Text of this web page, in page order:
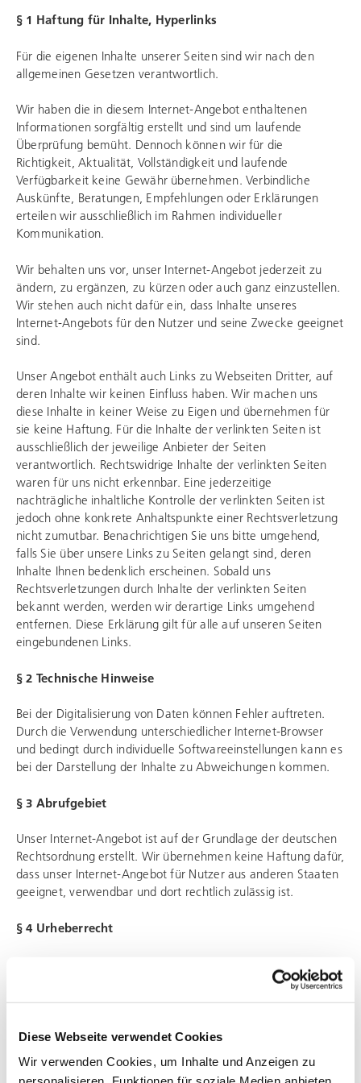
Diese Webseite verwendet Cookies
Wir verwenden Cookies, um Inhalte und Anzeigen zu
§ 1 Haftung für Inhalte, Hyperlinks
Für die eigenen Inhalte unserer Seiten sind wir nach den
allgemeinen Gesetzen verantwortlich.
Wir haben die in diesem Internet-Angebot enthaltenen
Informationen sorgfältig erstellt und sind um laufende
Überprüfung bemüht. Dennoch können wir für die
Richtigkeit, Aktualität, Vollständigkeit und laufende
Verfügbarkeit keine Gewähr übernehmen. Verbindliche
Auskünfte, Beratungen, Empfehlungen oder Erklärungen
erteilen wir ausschließlich im Rahmen individueller
Kommunikation.
Wir behalten uns vor, unser Internet-Angebot jederzeit zu
ändern, zu ergänzen, zu kürzen oder auch ganz einzustellen.
Wir stehen auch nicht dafür ein, dass Inhalte unseres
Internet-Angebots für den Nutzer und seine Zwecke geeignet
sind.
Unser Angebot enthält auch Links zu Webseiten Dritter, auf
deren Inhalte wir keinen Einfluss haben. Wir machen uns
diese Inhalte in keiner Weise zu Eigen und übernehmen für
sie keine Haftung. Für die Inhalte der verlinkten Seiten ist
ausschließlich der jeweilige Anbieter der Seiten
verantwortlich. Rechtswidrige Inhalte der verlinkten Seiten
waren für uns nicht erkennbar. Eine jederzeitige
nachträgliche inhaltliche Kontrolle der verlinkten Seiten ist
jedoch ohne konkrete Anhaltspunkte einer Rechtsverletzung
nicht zumutbar. Benachrichtigen Sie uns bitte umgehend,
falls Sie über unsere Links zu Seiten gelangt sind, deren
Inhalte Ihnen bedenklich erscheinen. Sobald uns
Rechtsverletzungen durch Inhalte der verlinkten Seiten
bekannt werden, werden wir derartige Links umgehend
entfernen. Diese Erklärung gilt für alle auf unseren Seiten
eingebundenen Links.
§ 2 Technische Hinweise
Bei der Digitalisierung von Daten können Fehler auftreten.
Durch die Verwendung unterschiedlicher Internet-Browser
und bedingt durch individuelle Softwareeinstellungen kann es
bei der Darstellung der Inhalte zu Abweichungen kommen.
§ 3 Abrufgebiet
Unser Internet-Angebot ist auf der Grundlage der deutschen
Rechtsordnung erstellt. Wir übernehmen keine Haftung dafür,
dass unser Internet-Angebot für Nutzer aus anderen Staaten
geeignet, verwendbar und dort rechtlich zulässig ist.
§ 4 Urheberrecht
Angebotes sind urheberrechtlich geschützt und wir behalten
uns sämtliche Schutzrechte ausdrücklich vor. Ins­besondere
jede Art der Verwertung unserer schriftlichen Zustimmung,
zustimmungsfrei erlaubt ist. Das Setzen von Hyperlinks auf